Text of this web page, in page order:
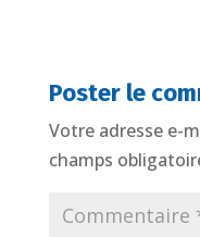
Poster le
Votre adresse e-
champs